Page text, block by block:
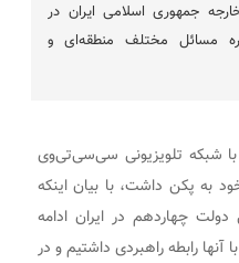
جمهوری اسلامی ایران در
مسائل مختلف منطقه‌ای و
با شبکه تلویزیونی سی‌سی‌تی‌وی
به پکن داشت، با بیان اینکه
چهاردهم در ایران ادامه
رابطه راهبردی داشتیم و در